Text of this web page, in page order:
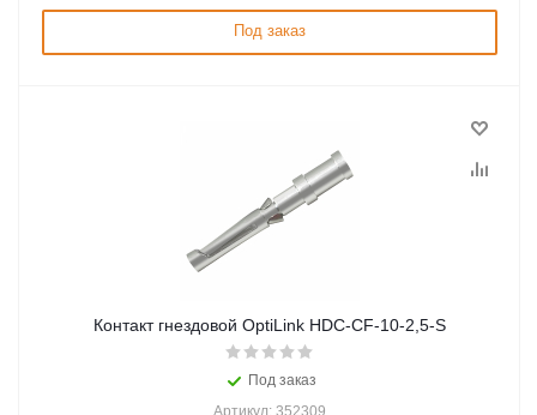
Под заказ
Контакт гнездовой OptiLink HDC-CF-10-2,5-S
Под заказ
Артикул: 352309